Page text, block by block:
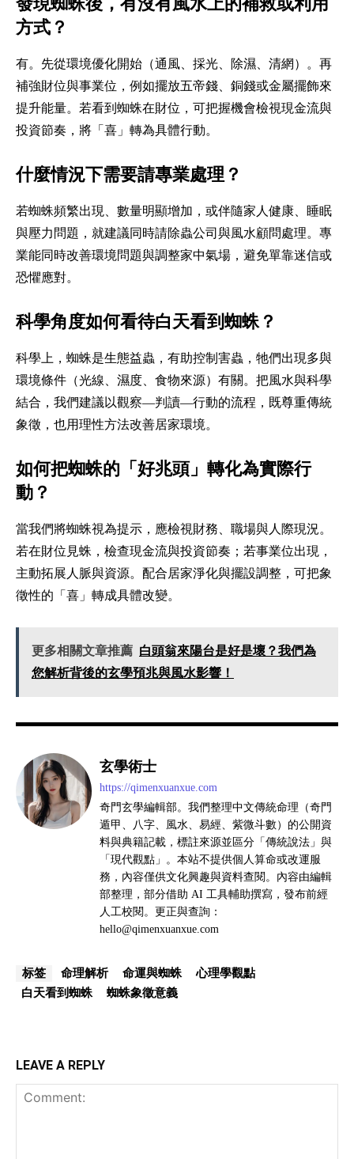
方式？
有。先從環境優化開始（通風、採光、除濕、清網）。再
補強財位與事業位，例如擺放五帝錢、銅錢或金屬擺飾來
提升能量。若看到蜘蛛在財位，可把握機會檢視現金流與
投資節奏，將「喜」轉為具體行動。
什麼情況下需要請專業處理？
若蜘蛛頻繁出現、數量明顯增加，或伴隨家人健康、睡眠
與壓力問題，就建議同時請除蟲公司與風水顧問處理。專
業能同時改善環境問題與調整家中氣場，避免單靠迷信或
恐懼應對。
科學角度如何看待白天看到蜘蛛？
科學上，蜘蛛是生態益蟲，有助控制害蟲，牠們出現多與
環境條件（光線、濕度、食物來源）有關。把風水與科學
結合，我們建議以觀察—判讀—行動的流程，既尊重傳統
象徵，也用理性方法改善居家環境。
如何把蜘蛛的「好兆頭」轉化為實際行
動？
當我們將蜘蛛視為提示，應檢視財務、職場與人際現況。
若在財位見蛛，檢查現金流與投資節奏；若事業位出現，
主動拓展人脈與資源。配合居家淨化與擺設調整，可把象
徵性的「喜」轉成具體改變。
更多相關文章推薦 白頭翁來陽台是好是壞？我們為
您解析背後的玄學預兆與風水影響！
玄學術士
https://qimenxuanxue.com
奇門玄學編輯部。我們整理中文傳統命理（奇門
遁甲、八字、風水、易經、紫微斗數）的公開資
料與典籍記載，標註來源並區分「傳統說法」與
「現代觀點」。本站不提供個人算命或改運服
務，內容僅供文化興趣與資料查閱。內容由編輯
部整理，部分借助 AI 工具輔助撰寫，發布前經
人工校閱。更正與查詢：
hello@qimenxuanxue.com
标签 命理解析 命運與蜘蛛
心理學觀點
白天看到蜘蛛
蜘蛛象徵意義
LEAVE A REPLY